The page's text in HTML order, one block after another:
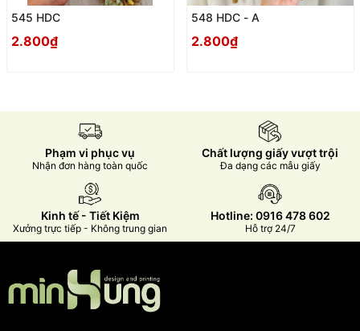
545 HDC
2.800₫
548 HDC - A
2.800₫
Phạm vi phục vụ
Nhận đơn hàng toàn quốc
Chất lượng giấy vượt trội
Đa dạng các mẫu giấy
Kinh tế - Tiết Kiệm
Xưởng trực tiếp - Không trung gian
Hotline: 0916 478 602
Hỗ trợ 24/7